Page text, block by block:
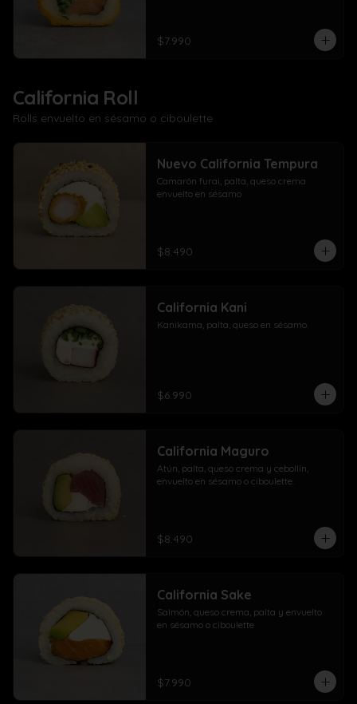
$7.990
California Roll
Rolls envuelto en sésamo o ciboulette
Nuevo California Tempura
Camarón furai, palta, queso crema
envuelto en sésamo
$8.490
California Kani
Kanikama, palta, queso en sésamo.
$6.990
California Maguro
Atún, palta, queso crema y cebollín,
envuelto en sésamo o ciboulette.
$8.490
California Sake
Salmón, queso crema, palta y envuelto
en sésamo o ciboulette
$7.990